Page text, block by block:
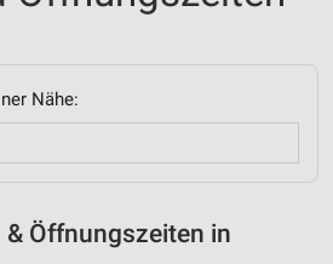
Nähe:
& Öffnungszeiten in